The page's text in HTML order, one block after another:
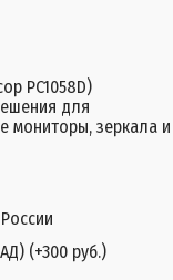
PC1058D)
для
мониторы, зеркала и
(+300 руб.)